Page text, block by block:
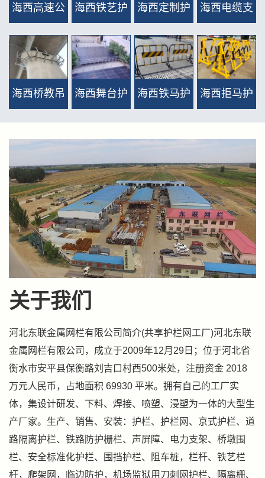
型护栏、双
圈护
栏） >>
海西高速公
路护栏网
（双边、框
网） >>
海西铁艺护
栏网 >>
海西定制护
栏网(密纹
网、双夹丝
护栏、抱卡
类等出口用
海西电缆支
架 >>
海西桥教吊
围栏 >>
海西舞台护
栏 >>
海西铁马护
栏 >>
海西拒马护
栏 >>
关于我们
河北东联金属网栏有限公司简介(共享护栏网工厂)河北东联
金属网栏有限公司，成立于2009年12月29日；位于河北省
衡水市安平县保衡路刘吉口村西500米处，注册资金 2018
万元人民币，占地面积 69930 平米。拥有自己的工厂实
体，集设计研发、下料、焊接、喷塑、浸塑为一体的大型生
产厂家。生产、销售、安装：护栏、护栏网、京式护栏、道
路隔离护栏、铁路防护栅栏、声屏障、电力支架、桥墩围
栏、安全标准化护栏、围挡护栏、阻车桩，栏杆、铁艺栏
杆，爬架网，临边防护，机场监狱用刀刺网护栏、隔离栅、